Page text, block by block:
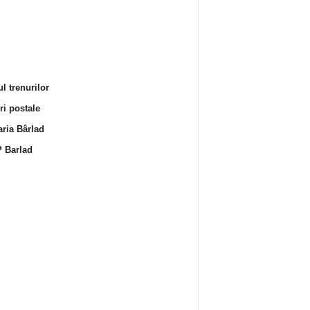
trenurilor
postale
Bârlad
Barlad